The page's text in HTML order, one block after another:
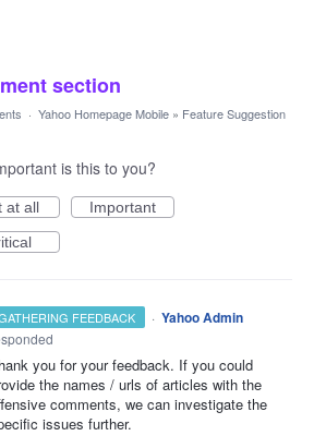
section
· Yahoo Homepage Mobile » Feature Suggestion
is this to you?
at all
Important
FEEDBACK · Yahoo Admin
you for your feedback. If you could
the names / urls of articles with the
comments, we can investigate the
issues further.